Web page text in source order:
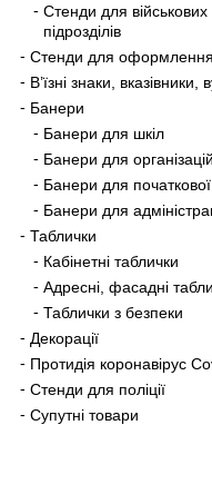
Стенди для військових
підрозділів
Стенди для оформлення
В’їзні знаки, вказівники,
Банери
Банери для шкіл
Банери для організацій
Банери для
Банери для
Таблички
Кабінетні таблички
Адресні, фасадні
Таблички з безпеки
Декорації
Протидія коронавірус
Стенди для поліції
Супутні товари